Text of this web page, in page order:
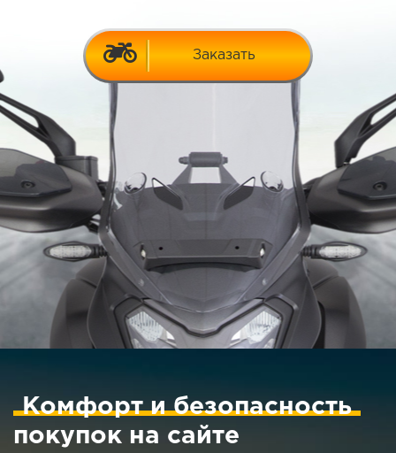
Заказать
Комфорт и безопасность
покупок на сайте